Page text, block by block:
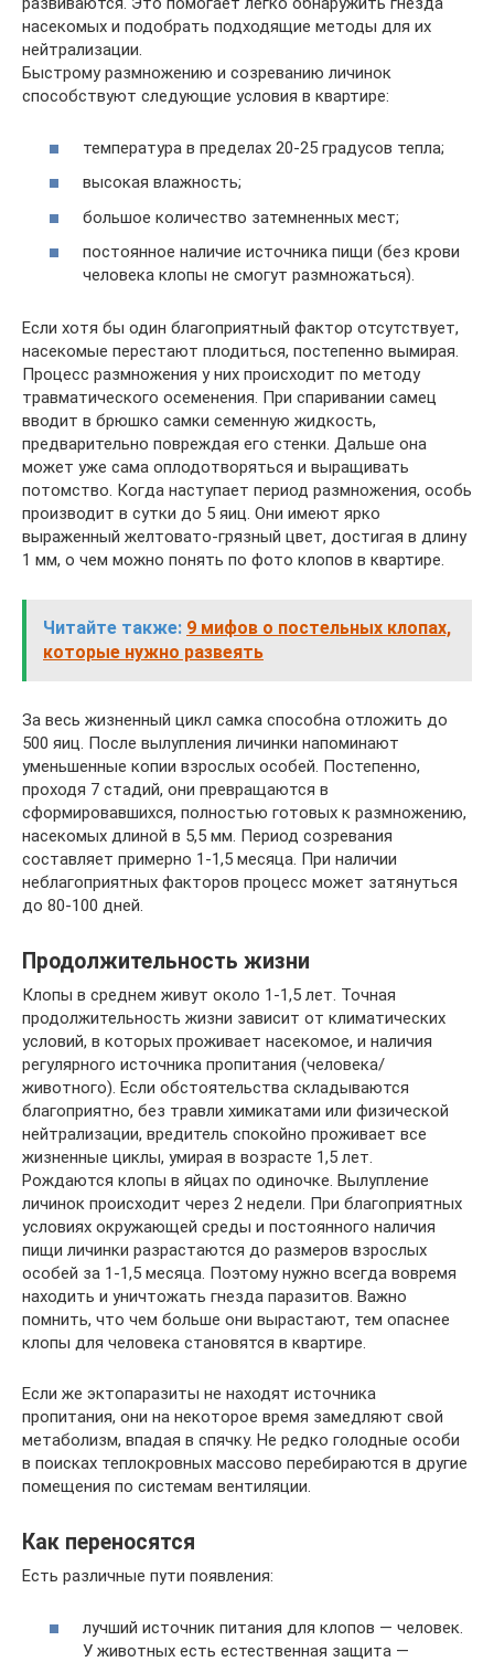
насекомых и подобрать подходящие методы для их
нейтрализации.
Быстрому размножению и созреванию личинок
способствуют следующие условия в квартире:
температура в пределах 20-25 градусов тепла;
высокая влажность;
большое количество затемненных мест;
постоянное наличие источника пищи (без крови
человека клопы не смогут размножаться).
Если хотя бы один благоприятный фактор отсутствует,
насекомые перестают плодиться, постепенно вымирая.
Процесс размножения у них происходит по методу
травматического осеменения. При спаривании самец
вводит в брюшко самки семенную жидкость,
предварительно повреждая его стенки. Дальше она
может уже сама оплодотворяться и выращивать
потомство. Когда наступает период размножения, особь
производит в сутки до 5 яиц. Они имеют ярко
выраженный желтовато-грязный цвет, достигая в длину
1 мм, о чем можно понять по фото клопов в квартире.
Читайте также: 9 мифов о постельных клопах,
которые нужно развеять
За весь жизненный цикл самка способна отложить до
500 яиц. После вылупления личинки напоминают
уменьшенные копии взрослых особей. Постепенно,
проходя 7 стадий, они превращаются в
сформировавшихся, полностью готовых к размножению,
насекомых длиной в 5,5 мм. Период созревания
составляет примерно 1-1,5 месяца. При наличии
неблагоприятных факторов процесс может затянуться
до 80-100 дней.
Продолжительность жизни
Клопы в среднем живут около 1-1,5 лет. Точная
продолжительность жизни зависит от климатических
условий, в которых проживает насекомое, и наличия
регулярного источника пропитания (человека/
животного). Если обстоятельства складываются
благоприятно, без травли химикатами или физической
нейтрализации, вредитель спокойно проживает все
жизненные циклы, умирая в возрасте 1,5 лет.
Рождаются клопы в яйцах по одиночке. Вылупление
личинок происходит через 2 недели. При благоприятных
условиях окружающей среды и постоянного наличия
пищи личинки разрастаются до размеров взрослых
особей за 1-1,5 месяца. Поэтому нужно всегда вовремя
находить и уничтожать гнезда паразитов. Важно
помнить, что чем больше они вырастают, тем опаснее
клопы для человека становятся в квартире.
Если же эктопаразиты не находят источника
пропитания, они на некоторое время замедляют свой
метаболизм, впадая в спячку. Не редко голодные особи
в поисках теплокровных массово перебираются в другие
помещения по системам вентиляции.
Как переносятся
Есть различные пути появления:
лучший источник питания для клопов — человек.
У животных есть естественная защита —